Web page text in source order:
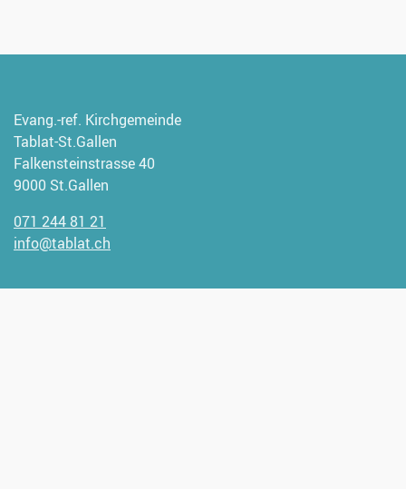
Evang.-ref. Kirchgemeinde
Tablat-St.Gallen
Falkensteinstrasse 40
9000 St.Gallen
071 244 81 21
info@tablat.ch